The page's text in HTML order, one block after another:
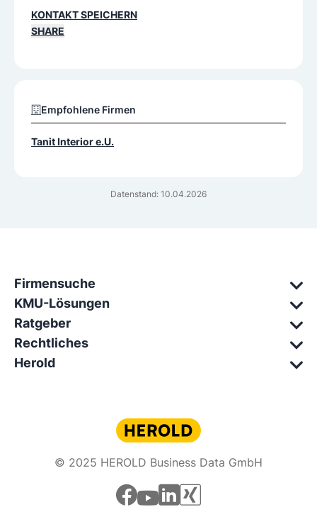
Datenstand: 10.04.2026
KONTAKT SPEICHERN
SHARE
Empfohlene Firmen
Tanit Interior e.U.
Firmensuche
KMU-Lösungen
Ratgeber
Rechtliches
Herold
© 2025 HEROLD Business Data GmbH